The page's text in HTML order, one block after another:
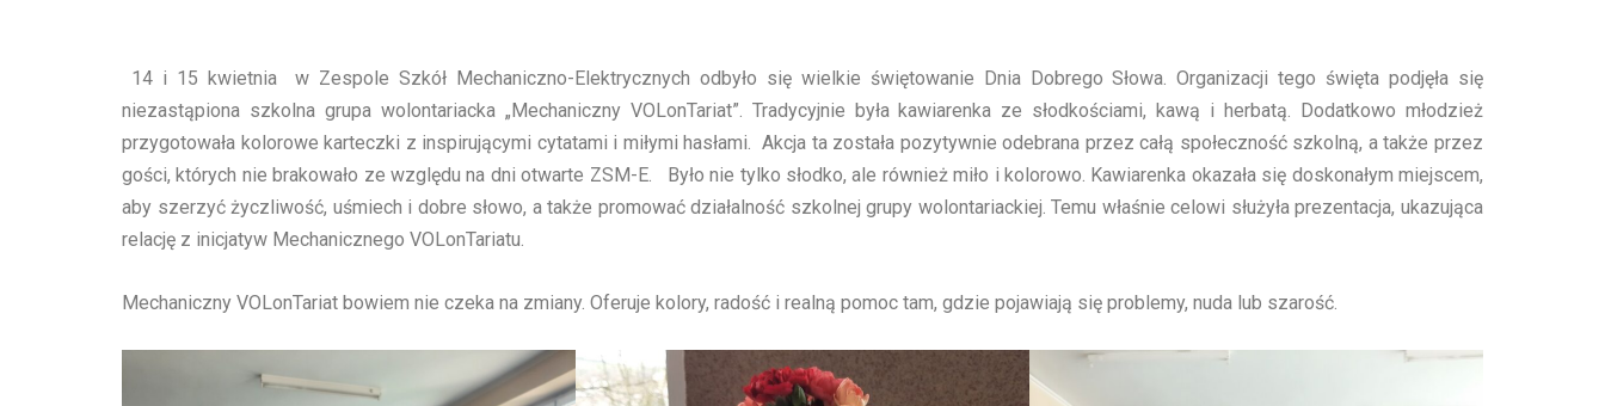
14 i 15 kwietnia w Zespole Szkół Mechaniczno-Elektrycznych odbyło się wielkie świętowanie Dnia Dobrego Słowa. Organizacji tego święta podjęła się
niezastąpiona szkolna grupa wolontariacka „Mechaniczny VOLonTariat”. Tradycyjnie była kawiarenka ze słodkościami, kawą i herbatą. Dodatkowo młodzież
przygotowała kolorowe karteczki z inspirującymi cytatami i miłymi hasłami. Akcja ta została pozytywnie odebrana przez całą społeczność szkolną, a także przez
gości, których nie brakowało ze względu na dni otwarte ZSM-E. Było nie tylko słodko, ale również miło i kolorowo. Kawiarenka okazała się doskonałym miejscem,
aby szerzyć życzliwość, uśmiech i dobre słowo, a także promować działalność szkolnej grupy wolontariackiej. Temu właśnie celowi służyła prezentacja, ukazująca
relację z inicjatyw Mechanicznego VOLonTariatu.
Mechaniczny VOLonTariat bowiem nie czeka na zmiany. Oferuje kolory, radość i realną pomoc tam, gdzie pojawiają się problemy, nuda lub szarość.